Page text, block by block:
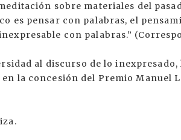
sobre materiales del
es pensar con palabras, el
con palabras.”
al discurso de lo
la concesión del Premio Manuel